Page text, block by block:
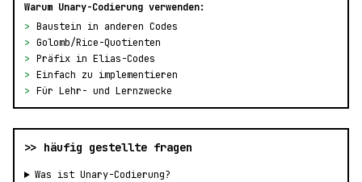
Warum Unary-Codierung verwenden:
> Baustein in anderen Codes
> Golomb/Rice-Quotienten
> Präfix in Elias-Codes
> Einfach zu implementieren
> Für Lehr- und Lernzwecke
>> häufig gestellte fragen
Was ist Unary-Codierung?